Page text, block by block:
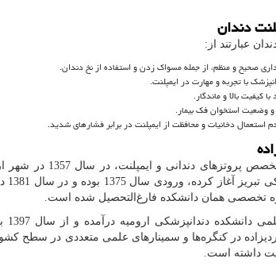
دندان
عبارتند از:
صحیح و منظم، از جمله مسواک زدن و استفاده از نخ دندان.
با تجربه و مهارت در ایمپلنت.
کیفیت بالا و ماندگار.
وضعیت استخوان فک بیمار.
استعمال دخانیات و محافظت از ایمپلنت در برابر فشارهای شدید.
، متخصص
در کنگره‌ها و سمینارهای علمی متعددی در سطح
داشته است.